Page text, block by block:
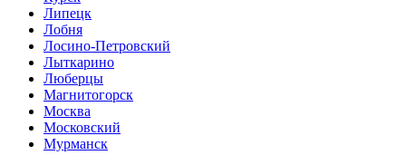
Липецк
Лобня
Лосино-Петровский
Лыткарино
Люберцы
Магнитогорск
Москва
Московский
Мурманск